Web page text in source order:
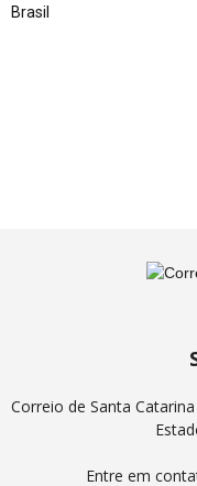
Brasil
Correio de Santa
Entre em